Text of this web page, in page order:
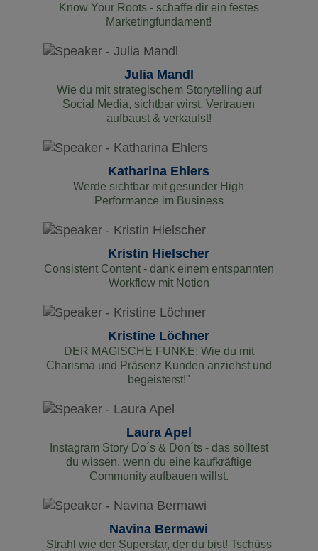
Know Your Roots - schaffe dir ein festes
Marketingfundament!
Julia Mandl
Wie du mit strategischem Storytelling auf
Social Media, sichtbar wirst, Vertrauen
aufbaust & verkaufst!
Katharina Ehlers
Werde sichtbar mit gesunder High
Performance im Business
Kristin Hielscher
Consistent Content - dank einem entspannten
Workflow mit Notion
Kristine Löchner
DER MAGISCHE FUNKE: Wie du mit
Charisma und Präsenz Kunden anziehst und
begeisterst!"
Laura Apel
Instagram Story Do´s & Don´ts - das solltest
du wissen, wenn du eine kaufkräftige
Community aufbauen willst.
Navina Bermawi
Strahl wie der Superstar, der du bist! Tschüss